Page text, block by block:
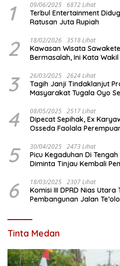
1 09/06/2025 6872 Lihat
Terbul Entertainment
Ratusan Juta Rupiah
2 18/02/2026 3518 Lihat
Kawasan Wisata
Bermasalah, Ini Kata
3 26/03/2025 2624 Lihat
Tagih Janji Tindaklanjut
Masyarakat Tugala Oyo
4 08/05/2025 2517 Lihat
Dipecat Sepihak, Ex
Osseda Faolala
5 30/04/2025 2473 Lihat
Picu Kegaduhan Di
Diminta Tinjau Kembali
6 18/03/2025 2307 Lihat
Komisi III DPRD Nias Utara
Pembangunan Jalan
Tinta Medan